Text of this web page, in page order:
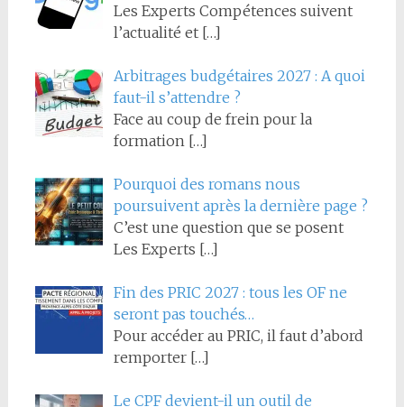
Les Experts Compétences suivent
l’actualité et […]
Arbitrages budgétaires 2027 : A quoi
faut-il s’attendre ?
Face au coup de frein pour la
formation […]
Pourquoi des romans nous
poursuivent après la dernière page ?
C’est une question que se posent
Les Experts […]
Fin des PRIC 2027 : tous les OF ne
seront pas touchés…
Pour accéder au PRIC, il faut d’abord
remporter […]
Le CPF devient-il un outil de